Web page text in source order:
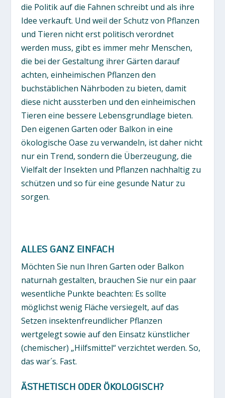
die Politik auf die Fahnen schreibt und als ihre
Idee verkauft. Und weil der Schutz von Pflanzen
und Tieren nicht erst politisch verordnet
werden muss, gibt es immer mehr Menschen,
die bei der Gestaltung ihrer Gärten darauf
achten, einheimischen Pflanzen den
buchstäblichen Nährboden zu bieten, damit
diese nicht aussterben und den einheimischen
Tieren eine bessere Lebensgrundlage bieten.
Den eigenen Garten oder Balkon in eine
ökologische Oase zu verwandeln, ist daher nicht
nur ein Trend, sondern die Überzeugung, die
Vielfalt der Insekten und Pflanzen nachhaltig zu
schützen und so für eine gesunde Natur zu
sorgen.
ALLES GANZ EINFACH
Möchten Sie nun Ihren Garten oder Balkon
naturnah gestalten, brauchen Sie nur ein paar
wesentliche Punkte beachten: Es sollte
möglichst wenig Fläche versiegelt, auf das
Setzen insektenfreundlicher Pflanzen
wertgelegt sowie auf den Einsatz künstlicher
(chemischer) „Hilfsmittel“ verzichtet werden. So,
das war´s. Fast.
ÄSTHETISCH ODER ÖKOLOGISCH?